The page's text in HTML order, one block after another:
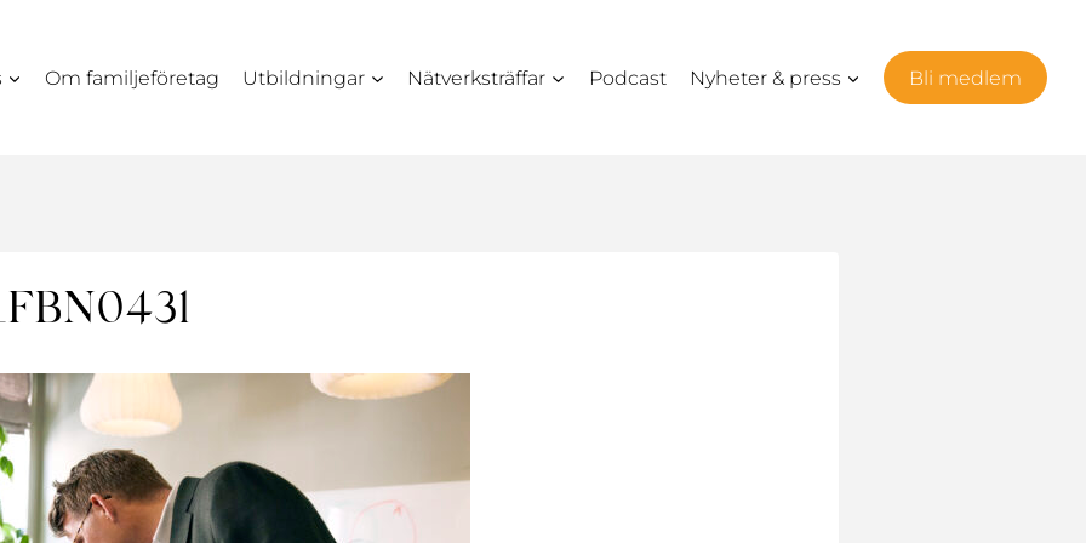
Om familjeföretag Utbildningar Nätverksträffar Podcast Nyheter & press Bli medlem